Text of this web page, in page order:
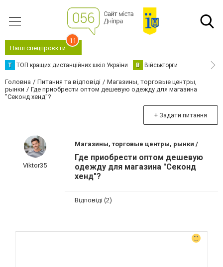
Наші спецпроєкти
11
Т ТОП кращих дистанційних шкіл України В Військторги
Головна Питання та відповіді
Магазины, торговые центры,
рынки
Где приобрести оптом дешевую одежду для магазина
"Секонд хенд"?
+ Задати питання
Viktor35
Магазины, торговые центры, рынки /
Где приобрести оптом дешевую
одежду для магазина "Секонд
хенд"?
Відповіді (2)